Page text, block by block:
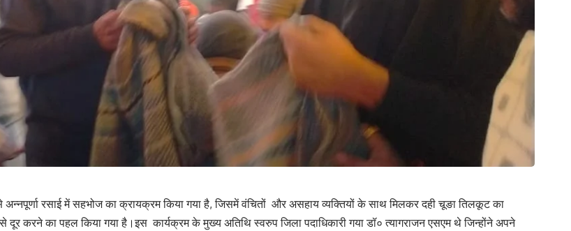
रसाई में सहभोज का क्रायक्रम किया गया है, जिसमें वंचितों और असहाय व्यक्तियों के साथ मिलकर दही चूङा तिलकूट का
करने का पहल किया गया है।इस कार्यक्रम के मुख्य अतिथि स्वरुप जिला पदाधिकारी गया डॉ० त्यागराजन एसएम थे जिन्होंने अपने